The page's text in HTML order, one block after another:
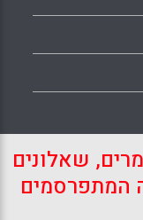
שאלונים
המתפרסמים